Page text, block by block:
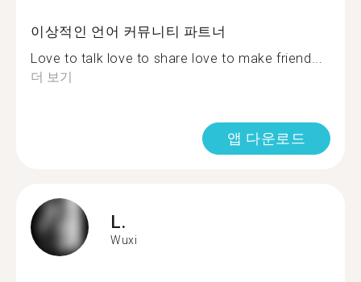
이상적인 언어 커뮤니티 파트너
Love to talk love to share love to make friend...
더 보기
앱 다운로드
L.
Wuxi